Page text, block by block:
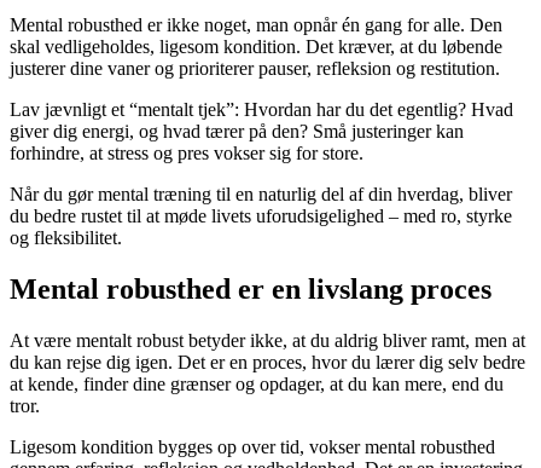
Mental robusthed er ikke noget, man opnår én gang for alle. Den
skal vedligeholdes, ligesom kondition. Det kræver, at du løbende
justerer dine vaner og prioriterer pauser, refleksion og restitution.
Lav jævnligt et “mentalt tjek”: Hvordan har du det egentlig? Hvad
giver dig energi, og hvad tærer på den? Små justeringer kan
forhindre, at stress og pres vokser sig for store.
Når du gør mental træning til en naturlig del af din hverdag, bliver
du bedre rustet til at møde livets uforudsigelighed – med ro, styrke
og fleksibilitet.
Mental robusthed er en livslang proces
At være mentalt robust betyder ikke, at du aldrig bliver ramt, men at
du kan rejse dig igen. Det er en proces, hvor du lærer dig selv bedre
at kende, finder dine grænser og opdager, at du kan mere, end du
tror.
Ligesom kondition bygges op over tid, vokser mental robusthed